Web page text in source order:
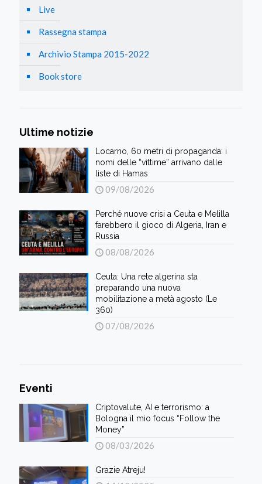
Live
Rassegna stampa
Archivio Stampa 2015-2022
Book store
Ultime notizie
Locarno, 60 metri di propaganda: i
nomi delle “vittime” arrivano dalle
liste di Hamas
09/08/2026
Perché nuove crisi a Ceuta e Melilla
farebbero il gioco di Algeria, Iran e
Russia
08/08/2026
Ceuta: Una rete algerina sta
preparando una nuova
mobilitazione a metà agosto (Le
360)
07/08/2026
Eventi
Criptovalute, AI e terrorismo: a
Bologna il mio focus “Follow the
Money”
08/03/2026
Grazie Atreju!